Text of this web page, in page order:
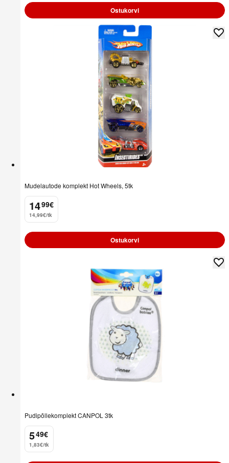
Ostukorvi
Mudelautode komplekt Hot Wheels, 5tk
14
. 99€
14,99€/tk
Ostukorvi
Pudipõllekomplekt CANPOL 3tk
5
. 49€
1,83€/tk